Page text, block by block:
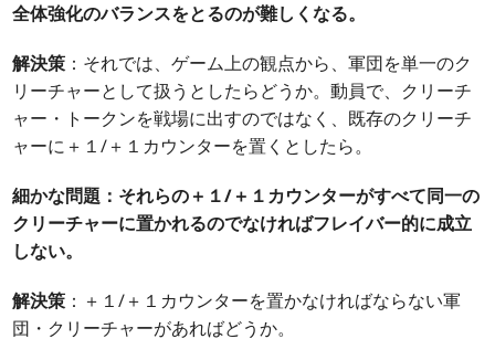
全体強化のバランスをとるのが難しくなる。
解決策 ：それでは、ゲーム上の観点から、軍団を単一のク
リーチャーとして扱うとしたらどうか。動員で、クリーチ
ャー・トークンを戦場に出すのではなく、既存のクリーチ
ャーに＋１/＋１カウンターを置くとしたら。
細かな問題：それらの＋１/＋１カウンターがすべて同一の
クリーチャーに置かれるのでなければフレイバー的に成立
しない。
解決策 ：＋１/＋１カウンターを置かなければならない軍
団・クリーチャーがあればどうか。